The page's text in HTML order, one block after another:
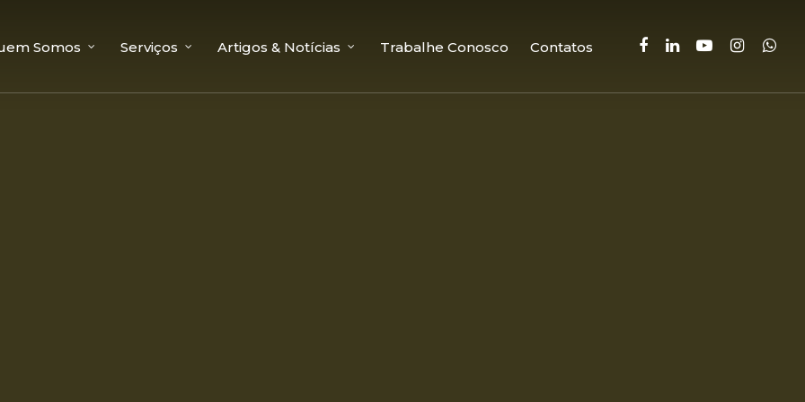
Somos Serviços Artigos & Notícias Trabalhe Conosco Contatos facebooklinkedinyoutubeinstagram